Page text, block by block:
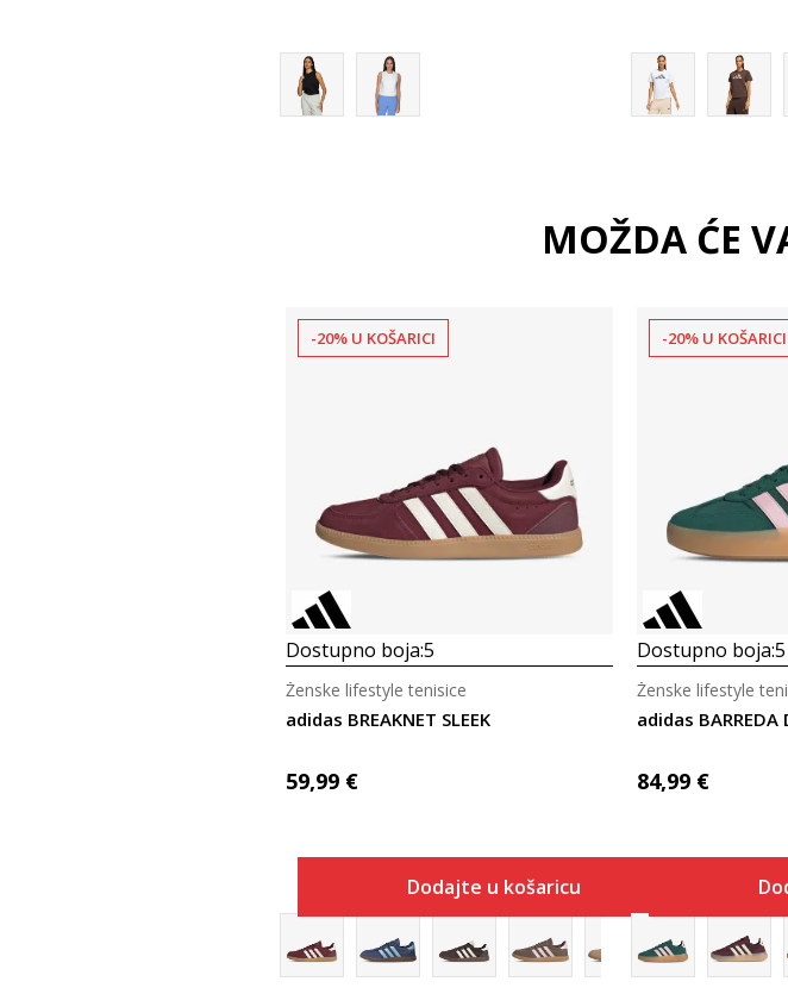
MOŽDA ĆE
-20% U KOŠARICI
Dostupno boja:5
adidas BREAKNET SLEEK
Ženske lifestyle tenisice
59,99 €
Dodajte u košaricu
-20% U KOŠARICI
Dostupno boja:5
adidas BARREDA
Ženske lifestyle
84,99 €